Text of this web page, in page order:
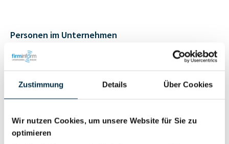
Zustimmung Details Über Cookies
Wir nutzen Cookies, um unsere Website für Sie zu
optimieren
Personen im Unternehmen
Nutzer
Wirtschaftlich
Berechtigter
Vollständiges